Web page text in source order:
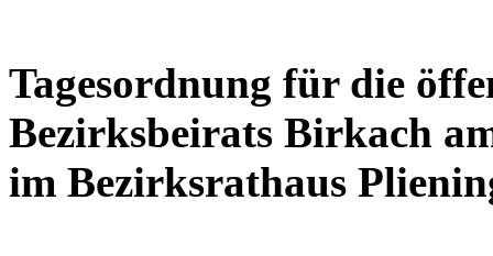
Tagesordnung für die
Bezirksbeirats Birkach
im Bezirksrathaus